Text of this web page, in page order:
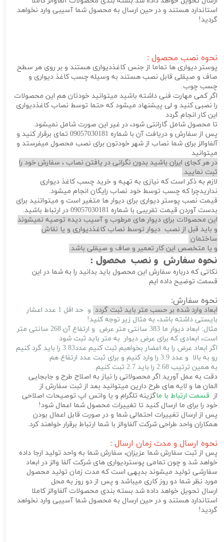
استاندارد هستند و در حین ارسال به محصول شما آسیبی وارد نخواهد
گردید!
نحوه نصب محصول :
پوستر دیواری ها تماما از جنس کاغذدیواری هستند و بر روی هر سطح
صاف و صیقلی قابل نصب هستند به وسیله چسب کاغذ دیواری و
چسب چوب.
اگر کمی مهارت فنی داشته باشید میتوانید خودتان هم این محصولات
را نصبی کنید و لی پیشنهاد میشود که حتما توسط نصاب کاغذدیواری
این کار انجام گردد
تا محصول شامل گارانتی شود، در غیر این صورت شامل نمیشود.
پس از سفارش و دریافت آن با شماره 09057030181 تمای برقرار کنید و
آلفاوالز برای شما نصاب از شهر خودتون برای نصب محصول میفرستد و
میتوانید
در هر کجای ایران باشید بدون نگرانی در یافتن نصاب ، سفارش خود را
ثبت نمایید.
لازم به ذکر است که نیازی به تهیه و خرید چسب کاغذ دیواری
نداریدچرا که چسب توسط خود نصاب رایگان انجام میشود.
قیمت نصب پوستر دیواری برای دیوار ها متغیر است و میتواتنید برای
بدست آوردن قیمت تقریبی با شماره 09057030181 در ارتباط باشید.
این محصولات برای دیوار های مرطوب و آسیب دیده توصیه نمیشوند
و باید قبل از نصب دیوار توسط نصاب کاغذدیواری و یا نقاش
ساختمان
و یا متخصص این کار تعمیر و صاف و صیقلی باشد.
نحوه سفارش و نصب محصول :
نکاتی که درباره سفارش این محصول باید بدانید را به شما در این
قسمت توضیح داده ایم
نحوه سفارش:
ابعاد وارد شده بر حسب متر باید ثبت گردد
و حد اقل 1 عدد اعشار
بایستی داشته باشد، به مثال زیر توجه کنید!
مثال: ابعاد دیوار ما 383 سانتی متر عرض و ارتفاع آن 268 سانتی متر
است، ابعادی که برای عرض دیوار به متر باید ثبت شود
اگر ابعاد عرض را به اعضار بخواهبم ثبت کنیم عدد3.83 را باید گرد کنیم
رو به بالا و عدد 3.9 را وارد کنیم و برای ثبت عدد ارتفاع هم
به همین ترتیب 2.68 را باید 2.7 ثبت کنیم.
دقت به عمل آورید اگر محصولاتی را نیاز به اصلاح طرح و جابجایی
المان ها و لایه های طرح دارین میتوانید بعد از ثبت سفارش از
از قسمت ارتباط با ماگزینه تلگرام و یا واتس اپ توصیحات اصلاحی
خود را برای ما ارسال کنید تا تغییرات محصول شما اعمال شود!
پس از ارسال تغییرات احتمالی شما و در صورت قابل اعمال بودن
همکاران واحد طراحی شرکت آلفاوالز با شما ارتباط برقرار خواهند کرد.
نحوه ارسال و مدت زمان ارسال :
پس از ثبت سفارش شما عزیزان، سفارش شما به واحد تولید ارجا داده
خواهد شد و چون تمامی پوستردیواری های شرکت آلفا والز در ابعاد
سفارشی تولید میشوند بدیهی است که مدت زمان تولید محصول
مورد نظر شما دو روز کاری میباشد و پس از دو روز به محل
ارسال تحویل خواهد داده شد.بسته بندی محصولات آلفاوالز کاملا
استاندارد هستند و در حین ارسال به محصول شما آسیبی وارد نخواهد
گردید!